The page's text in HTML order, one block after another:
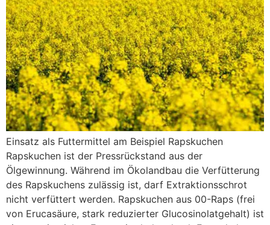
Einsatz als Futtermittel am Beispiel Rapskuchen
Rapskuchen ist der Pressrückstand aus der
Ölgewinnung. Während im Ökolandbau die Verfütterung
des Rapskuchens zulässig ist, darf Extraktionsschrot
nicht verfüttert werden. Rapskuchen aus 00-Raps (frei
von Erucasäure, stark reduzierter Glucosinolatgehalt) ist